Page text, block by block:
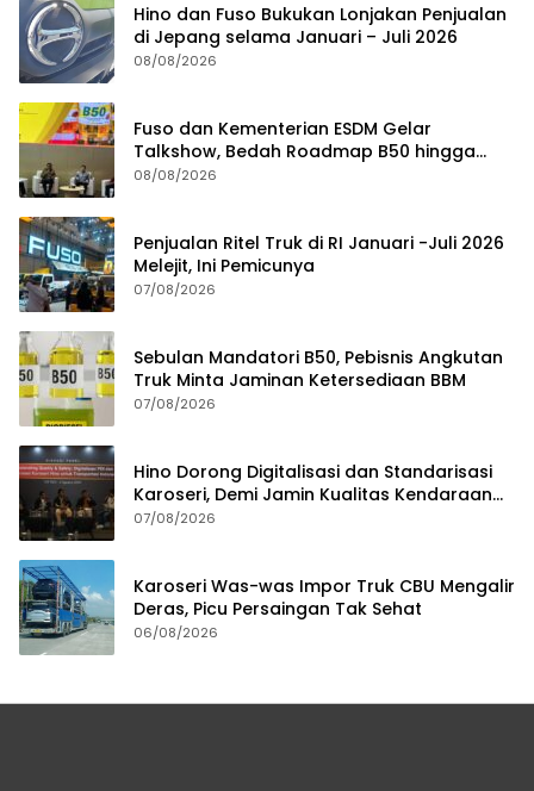
Hino dan Fuso Bukukan Lonjakan Penjualan
di Jepang selama Januari – Juli 2026
08/08/2026
Fuso dan Kementerian ESDM Gelar
Talkshow, Bedah Roadmap B50 hingga
Dampaknya
08/08/2026
Penjualan Ritel Truk di RI Januari -Juli 2026
Melejit, Ini Pemicunya
07/08/2026
Sebulan Mandatori B50, Pebisnis Angkutan
Truk Minta Jaminan Ketersediaan BBM
07/08/2026
Hino Dorong Digitalisasi dan Standarisasi
Karoseri, Demi Jamin Kualitas Kendaraan
Pelanggan
07/08/2026
Karoseri Was-was Impor Truk CBU Mengalir
Deras, Picu Persaingan Tak Sehat
06/08/2026